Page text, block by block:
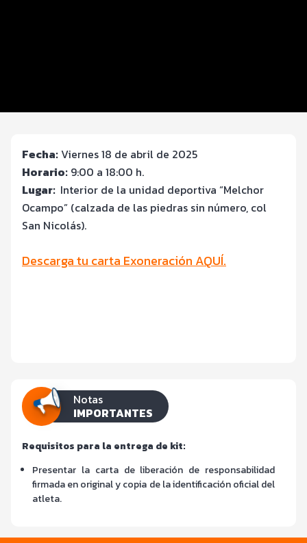
Fecha:Viernes 18 de abril de 2025
Horario: 9:00 a 18:00 h.
Lugar: Interior de la unidad deportiva “Melchor
Ocampo” (calzada de las piedras sin número, col
San Nicolás).
Descarga tu carta Exoneración AQUÍ.
Notas
IMPORTANTES
Requisitos para la entrega de kit:
Presentar la carta de liberación de responsabilidad
firmada en original y copia de la identificación oficial del
atleta.